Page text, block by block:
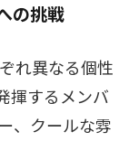
の挑戦
れ異なる個性
揮するメンバ
、クールな雰